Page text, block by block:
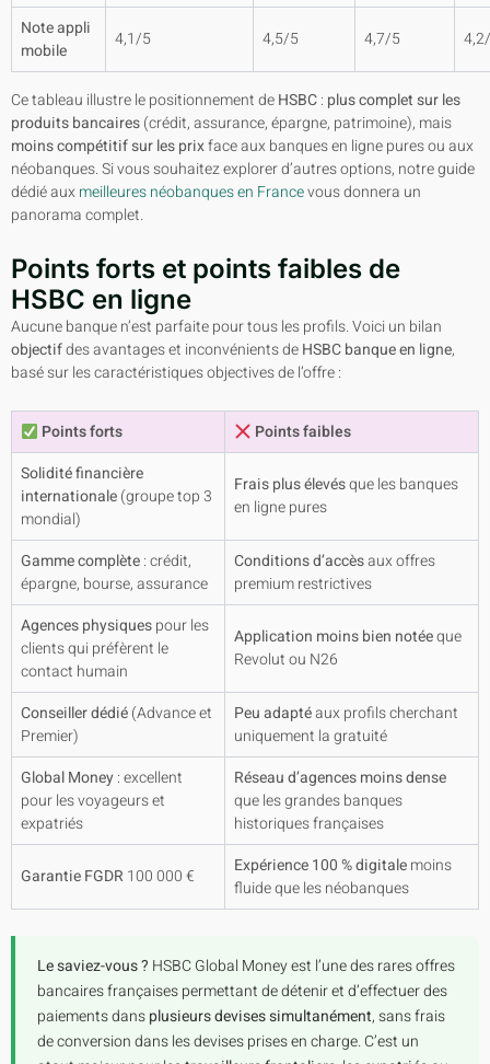
Note appli
mobile
4,1/5 4,5/5 4,7/5
Ce tableau illustre le positionnement deHSBC: plus complet sur les
produits bancaires(crédit, assurance, épargne, patrimoine), mais
moins compétitif sur les prixface aux banques en ligne pures ou aux
néobanques. Si vous souhaitez explorer d’autres options, notre guide
dédié auxmeilleures néobanques en Francevous donnera un
panorama complet.
Points forts et points faibles de
HSBC en ligne
Aucune banque n’est parfaite pour tous les profils. Voici un bilan
objectifdes avantages et inconvénients deHSBC banque en ligne,
basé sur les caractéristiques objectives de l’offre :
Points forts
Points faibles
Solidité financière
internationale(groupe top 3
mondial)
Frais plus élevésque les banques
en ligne pures
Gamme complète: crédit,
épargne, bourse, assurance
Conditions d’accèsaux offres
premium restrictives
Agences physiquespour les
clients qui préfèrent le
contact humain
Application moins bien notéeque
Revolut ou N26
Conseiller dédié(Advance et
Premier)
Peu adaptéaux profils cherchant
uniquement la gratuité
Global Money: excellent
pour les voyageurs et
expatriés
Réseau d’agences moins dense
que les grandes banques
historiques françaises
Garantie FGDR100 000 € Expérience 100 % digitalemoins
fluide que les néobanques
Le saviez-vous ? HSBC Global Money est l’une des rares offres
bancaires françaises permettant de détenir et d’effectuer des
paiements dansplusieurs devises simultanément, sans frais
de conversion dans les devises prises en charge. C’est un